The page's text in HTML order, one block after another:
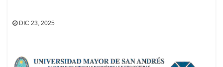
DIC 23, 2025